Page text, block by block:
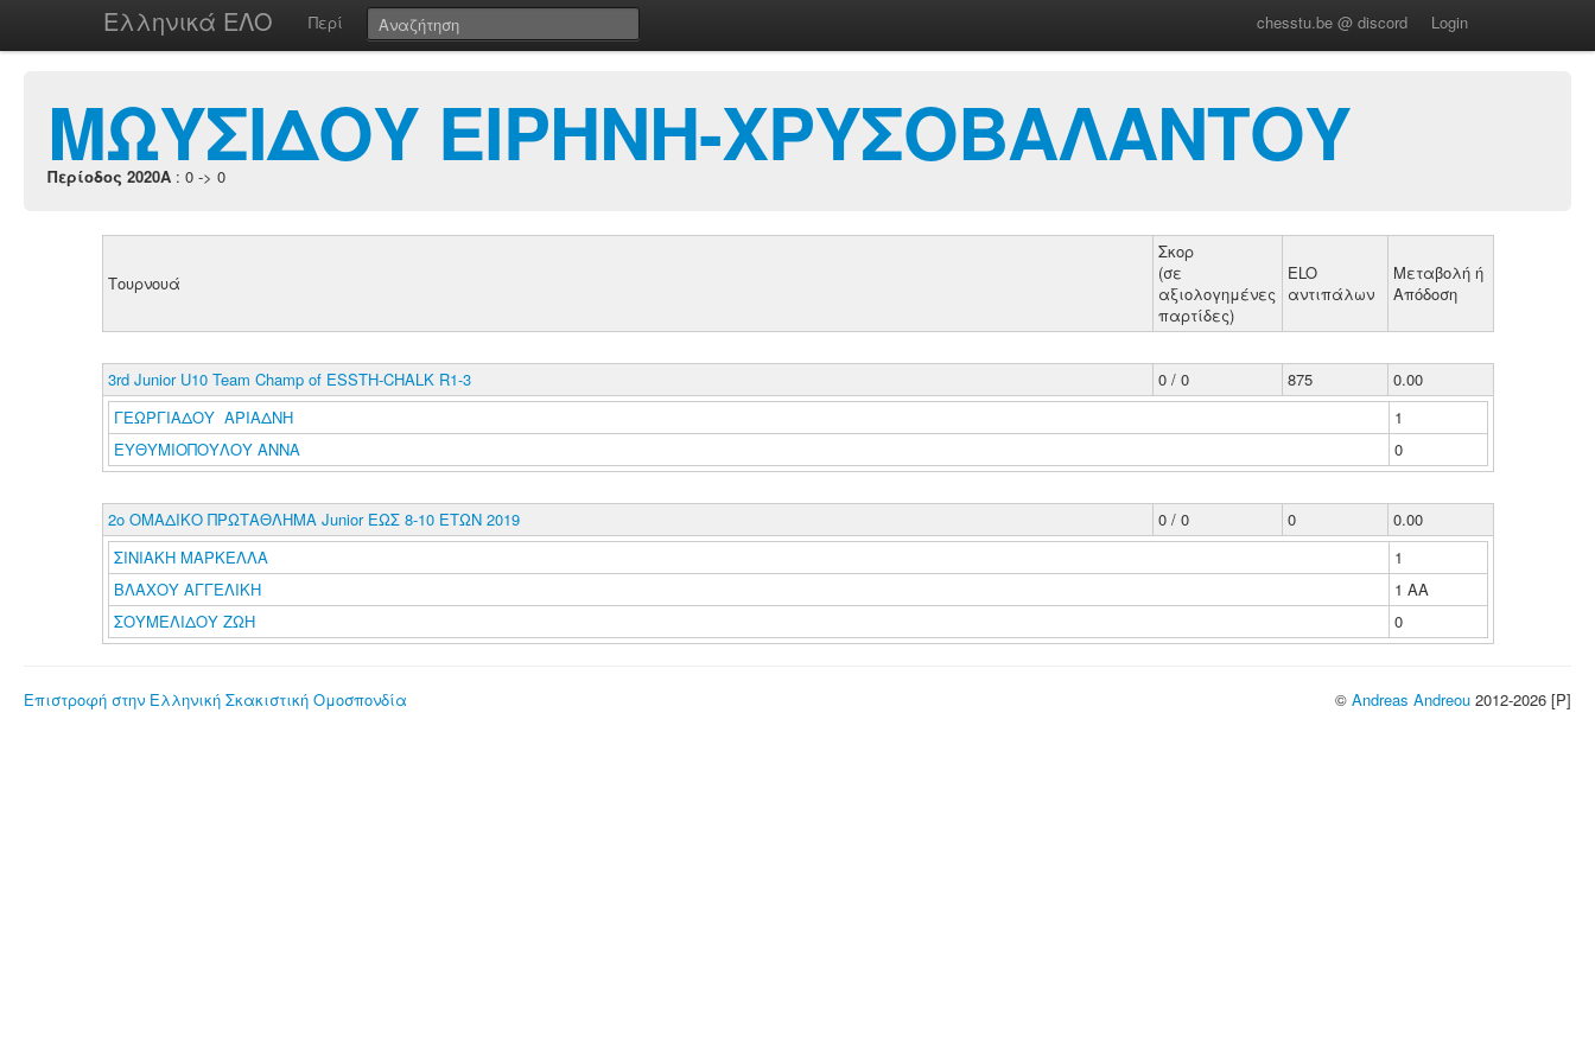
Ελληνικά ΕΛΟ Περί chesstu.be @ discord Login
ΜΩΥΣΙΔΟΥ ΕΙΡΗΝΗ-ΧΡΥΣΟΒΑΛΑΝΤΟΥ
Περίοδος 2020A : 0 -> 0
Τουρνουά
Σκορ
(σε
αξιολογημένες
παρτίδες)
ELO
αντιπάλων
Μεταβολή ή
Απόδοση
3rd Junior U10 Team Champ of ESSTH-CHALK R1-3 0 / 0 875
0.00
ΓΕΩΡΓΙΑΔΟΥ ΑΡΙΑΔΝΗ
1
ΕΥΘΥΜΙΟΠΟΥΛΟΥ ΑΝΝΑ
0
2o ΟΜΑΔΙΚΟ ΠΡΩΤΑΘΛΗΜΑ Junior ΕΩΣ 8-10 ΕΤΩΝ 2019 0 / 0 0
0.00
ΣΙΝΙΑΚΗ ΜΑΡΚΕΛΛΑ
1
ΒΛΑΧΟΥ ΑΓΓΕΛΙΚΗ
1 ΑΑ
ΣΟΥΜΕΛΙΔΟΥ ΖΩΗ
0
Επιστροφή στην Ελληνική Σκακιστική Ομοσπονδία © Andreas Andreou 2012-2026 [P]